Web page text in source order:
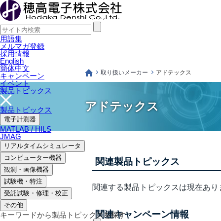
用語集
メルマガ登録
採用情報
English
簡体中文
キャンペーン
イベント
製品トピックス
製品トピックス
電子計測器
MATLAB / HILS
JMAG
リアルタイムシミュレータ
コンピューター機器
観測・画像機器
試験機・特注
受託試験・修理・校正
その他
キーワードから製品トピックスを探す
取り扱いメーカー アドテックス
アドテックス
関連製品トピックス
関連する製品トピックスは現在あり
関連キャンペーン情報